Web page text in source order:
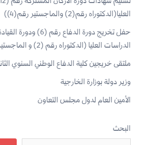
العليا(الدكتوراه رقم(2) والماجستير رقم(4))
الدراسات العليا (الدكتوراه رقم (2) و الماجستير رقم(4))
ملتقى خريجين كلية الدفاع الوطني السنوي
وزير دولة بوزارة الخارجية
الأمين العام لدول مجلس التعاون
البحث